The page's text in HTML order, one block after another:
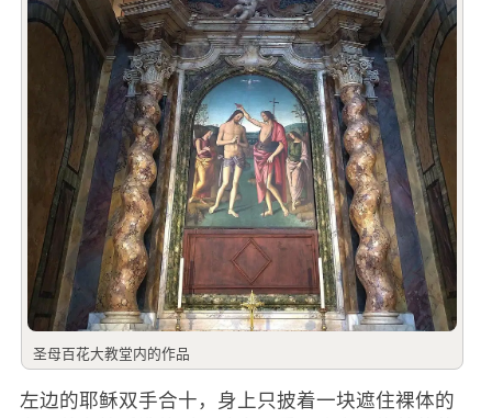
圣母百花大教堂内的作品
左边的耶稣双手合十，身上只披着一块遮住裸体的